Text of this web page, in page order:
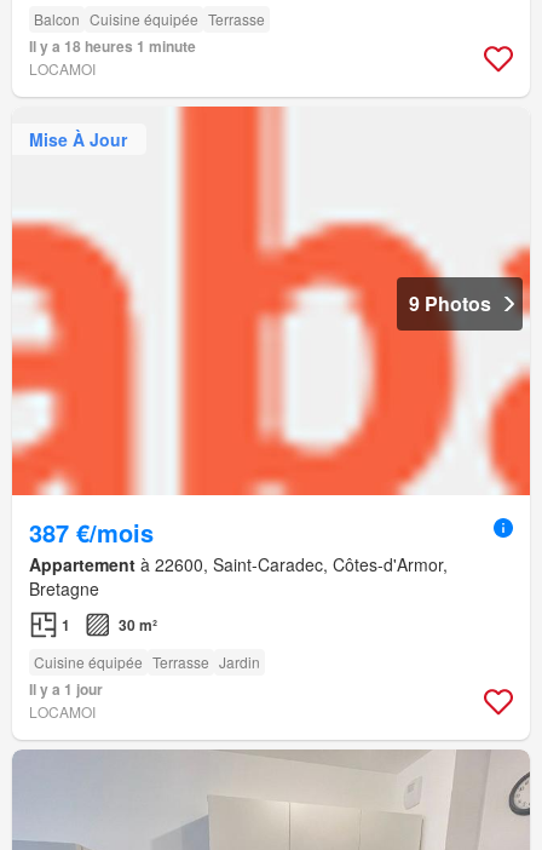
Balcon Cuisine équipée Terrasse
Il y a 18 heures 1 minute
LOCAMOI
Mise À Jour
9 Photos
387 €/mois
Appartement à 22600, Saint-Caradec, Côtes-d'Armor,
Bretagne
1 30 m²
Cuisine équipée Terrasse Jardin
Il y a 1 jour
LOCAMOI